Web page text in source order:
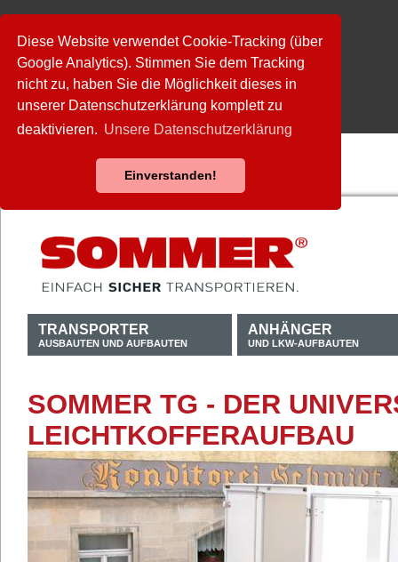
Diese Website verwendet Cookie-Tracking (über
Google Analytics). Stimmen Sie dem Tracking
nicht zu, haben Sie die Möglichkeit dieses in
unserer Datenschutzerklärung komplett zu
deaktivieren. Unsere Datenschutzerklärung
Einverstanden!
TRANSPORTER
AUSBAUTEN UND AUFBAUTEN
ANHÄNGER
UND LKW-AUFBAUTEN
SOMMER TG - DER
LEICHTKOFFERAUFBAU